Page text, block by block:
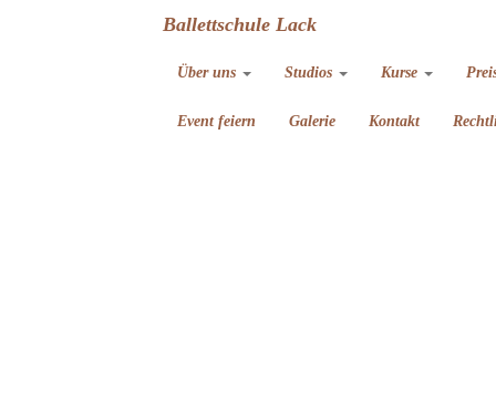
Ballettschule Lack
Über uns Studios Kurse
Event feiern Galerie Kontakt